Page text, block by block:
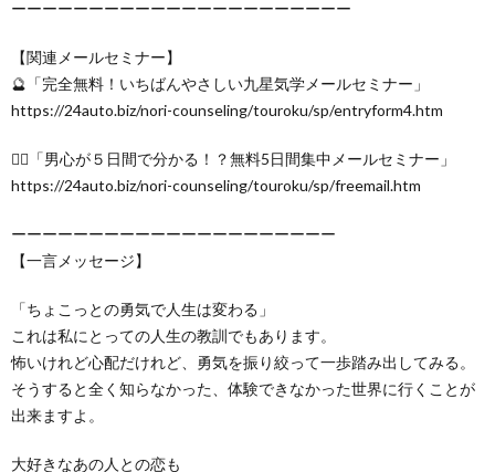
ーーーーーーーーーーーーーーーーーーーーーー
【関連メールセミナー】
🔮「完全無料！いちばんやさしい九星気学メールセミナー」
https://24auto.biz/nori-counseling/touroku/sp/entryform4.htm
🙋‍♂️「男心が５日間で分かる！？無料5日間集中メールセミナー」
https://24auto.biz/nori-counseling/touroku/sp/freemail.htm
ーーーーーーーーーーーーーーーーーーーーー
【一言メッセージ】
「ちょこっとの勇気で人生は変わる」
これは私にとっての人生の教訓でもあります。
怖いけれど心配だけれど、勇気を振り絞って一歩踏み出してみる。
そうすると全く知らなかった、体験できなかった世界に行くことが
出来ますよ。
大好きなあの人との恋も